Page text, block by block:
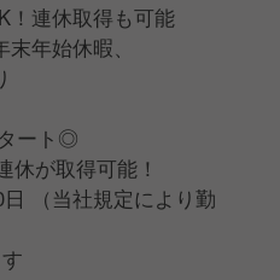
！連休取得も可能
年始休暇、
ート◎
休が取得可能！
（当社規定により勤